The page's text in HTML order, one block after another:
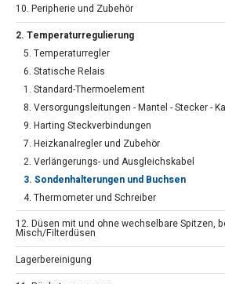
10. Peripherie und Zubehör
2. Temperaturregulierung
5. Temperaturregler
6. Statische Relais
1. Standard-Thermoelement
8. Versorgungsleitungen - Mantel - Stecker -
9. Harting Steckverbindungen
7. Heizkanalregler und Zubehör
2. Verlängerungs- und Ausgleichskabel
3. Sondenhalterungen und Buchsen
4. Thermometer und Schreiber
12. Düsen mit und ohne wechselbare Spitzen,
Misch/Filterdüsen
Lagerbereinigung